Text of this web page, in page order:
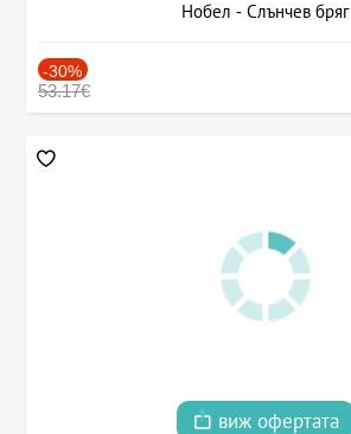
Нобел - Слънчев бряг
-30%
53.17€
виж офертата